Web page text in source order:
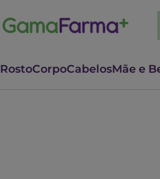
RostoCorpoCabelosMãe e